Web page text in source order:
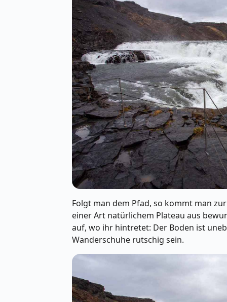
Folgt man dem Pfad, so kommt man
einer Art natürlichem Plateau aus
auf, wo ihr hintretet: Der Boden ist
Wanderschuhe rutschig sein.